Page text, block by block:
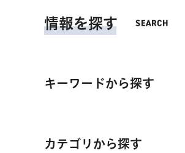
情報を探す
キーワードから探す
カテゴリから探す